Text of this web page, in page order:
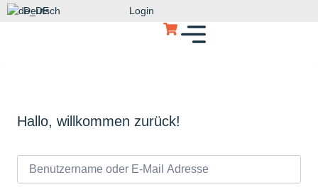
Deutsch Login
Hallo, willkommen zurück!